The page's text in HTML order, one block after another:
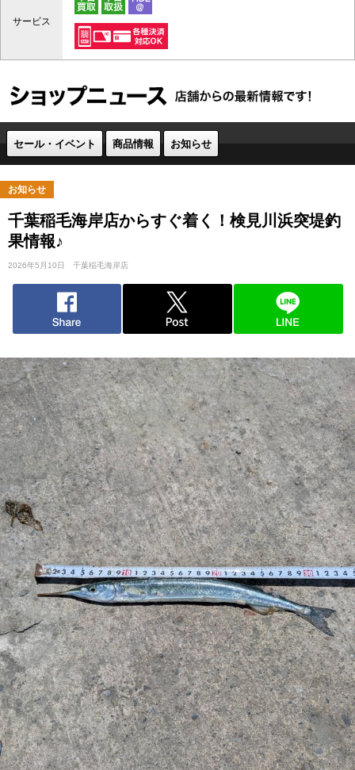
サービス
セール・イベント 商品情報 お知らせ
お知らせ
千葉稲毛海岸店からすぐ着く！検見川浜突堤釣
果情報♪
2026年5月10日 千葉稲毛海岸店